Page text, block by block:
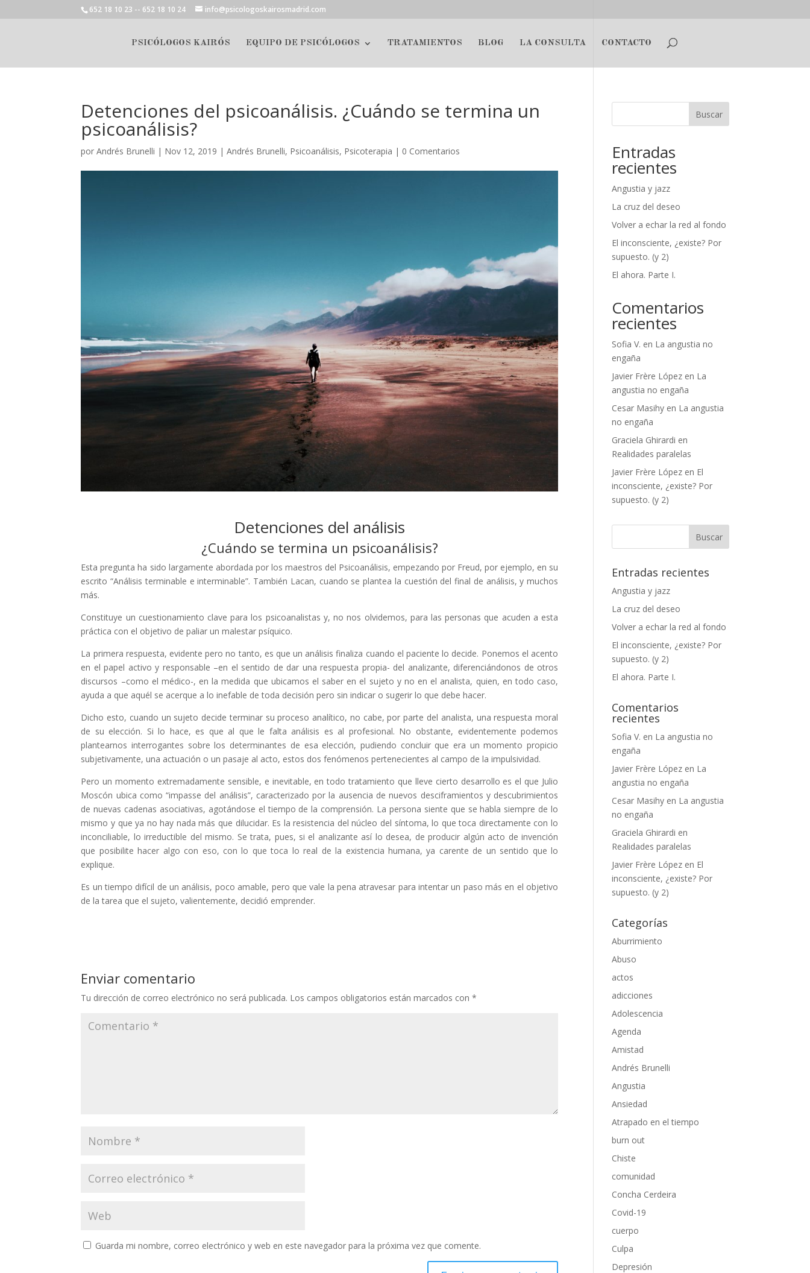
652 18 10 23 -- 652 18 10 24 info@psicologoskairosmadrid.com
PSICÓLOGOS KAIRÓS EQUIPO DE PSICÓLOGOS TRATAMIENTOS BLOG LA CONSULTA CONTACTO
Detenciones del psicoanálisis. ¿Cuándo se termina un
psicoanálisis?
porAndrés Brunelli | Nov 12, 2019 |Andrés Brunelli, Psicoanálisis, Psicoterapia | 0 Comentarios
Detenciones del análisis
¿Cuándo se termina un psicoanálisis?
Esta pregunta ha sido largamente abordada por los maestros del Psicoanálisis, empezando por Freud, por ejemplo, en su
escrito “Análisis terminable e interminable”. También Lacan, cuando se plantea la cuestión del final de análisis, y muchos
más.
Constituye un cuestionamiento clave para los psicoanalistas y, no nos olvidemos, para las personas que acuden a esta
práctica con el objetivo de paliar un malestar psíquico.
La primera respuesta, evidente pero no tanto, es que un análisis finaliza cuando el paciente lo decide. Ponemos el acento
en el papel activo y responsable –en el sentido de dar una respuesta propia- del analizante, diferenciándonos de otros
discursos –como el médico-, en la medida que ubicamos el saber en el sujeto y no en el analista, quien, en todo caso,
ayuda a que aquél se acerque a lo inefable de toda decisión pero sin indicar o sugerir lo que debe hacer.
Dicho esto, cuando un sujeto decide terminar su proceso analítico, no cabe, por parte del analista, una respuesta moral
de su elección. Si lo hace, es que al que le falta análisis es al profesional. No obstante, evidentemente podemos
plantearnos interrogantes sobre los determinantes de esa elección, pudiendo concluir que era un momento propicio
subjetivamente, una actuación o un pasaje al acto, estos dos fenómenos pertenecientes al campo de la impulsividad.
Pero un momento extremadamente sensible, e inevitable, en todo tratamiento que lleve cierto desarrollo es el que Julio
Moscón ubica como “impasse del análisis”, caracterizado por la ausencia de nuevos desciframientos y descubrimientos
de nuevas cadenas asociativas, agotándose el tiempo de la comprensión. La persona siente que se habla siempre de lo
mismo y que ya no hay nada más que dilucidar. Es la resistencia del núcleo del síntoma, lo que toca directamente con lo
inconciliable, lo irreductible del mismo. Se trata, pues, si el analizante así lo desea, de producir algún acto de invención
que posibilite hacer algo con eso, con lo que toca lo real de la existencia humana, ya carente de un sentido que lo
explique.
Es un tiempo difícil de un análisis, poco amable, pero que vale la pena atravesar para intentar un paso más en el objetivo
de la tarea que el sujeto, valientemente, decidió emprender.
Enviar comentario
Tu dirección de correo electrónico no será publicada. Los campos obligatorios están marcados con*
Guarda mi nombre, correo electrónico y web en este navegador para la próxima vez que comente.
Buscar
Entradas
recientes
Angustia y jazz
La cruz del deseo
Volver a echar la red al fondo
El inconsciente, ¿existe? Por
supuesto. (y 2)
El ahora. Parte I.
Comentarios
recientes
Sofia V. en La angustia no
engaña
Javier Frère López en La
angustia no engaña
Cesar Masihy en La angustia
no engaña
Graciela Ghirardi en
Realidades paralelas
Javier Frère López en El
inconsciente, ¿existe? Por
supuesto. (y 2)
Entradas recientes
Angustia y jazz
La cruz del deseo
Volver a echar la red al fondo
El inconsciente, ¿existe? Por
supuesto. (y 2)
El ahora. Parte I.
Comentarios
recientes
Sofia V. en La angustia no
engaña
Javier Frère López en La
angustia no engaña
Cesar Masihy en La angustia
no engaña
Graciela Ghirardi en
Realidades paralelas
Javier Frère López en El
inconsciente, ¿existe? Por
supuesto. (y 2)
Categorías
Aburrimiento
Abuso
actos
adicciones
Adolescencia
Agenda
Amistad
Andrés Brunelli
Angustia
Ansiedad
Atrapado en el tiempo
burn out
Chiste
comunidad
Concha Cerdeira
Covid-19
cuerpo
Culpa
Depresión